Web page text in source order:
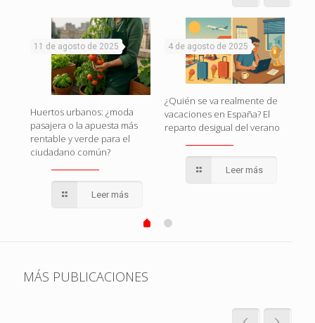
11 de agosto de 2025
Huertos urbanos: ¿moda
pasajera o la apuesta más
rentable y verde para el
ciudadano común?
Leer más
4 de agosto de 2025
¿Quién se va realmente de
vacaciones en España? El
reparto desigual del verano
Leer más
MÁS PUBLICACIONES